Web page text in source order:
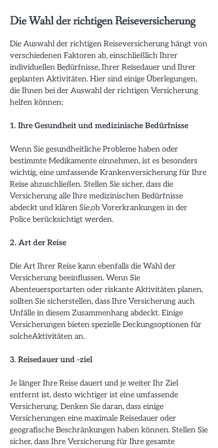
Die Wahl der richtigen Reiseversicherung
Die Auswahl der richtigen Reiseversicherung hängt von
verschiedenen Faktoren ab, einschließlich Ihrer
individuellen Bedürfnisse, Ihrer Reisedauer und Ihrer
geplanten Aktivitäten. Hier sind einige Überlegungen,
die Ihnen bei der Auswahl der richtigen Versicherung
helfen können:
1. Ihre Gesundheit und medizinische Bedürfnisse
Wenn Sie gesundheitliche Probleme haben oder
bestimmte Medikamente einnehmen, ist es besonders
wichtig, eine umfassende Krankenversicherung für Ihre
Reise abzuschließen. Stellen Sie sicher, dass die
Versicherung alle Ihre medizinischen Bedürfnisse
abdeckt und klären Sie,ob Vorerkrankungen in der
Police berücksichtigt werden.
2. Art der Reise
Die Art Ihrer Reise kann ebenfalls die Wahl der
Versicherung beeinflussen. Wenn Sie
Abenteuersportarten oder riskante Aktivitäten planen,
sollten Sie sicherstellen, dass Ihre Versicherung auch
Unfälle in diesem Zusammenhang abdeckt. Einige
Versicherungen bieten spezielle Deckungsoptionen für
solcheAktivitäten an.
3. Reisedauer und -ziel
Je länger Ihre Reise dauert und je weiter Ihr Ziel
entfernt ist, desto wichtiger ist eine umfassende
Versicherung. Denken Sie daran, dass einige
Versicherungen eine maximale Reisedauer oder
geografische Beschränkungen haben können. Stellen Sie
sicher, dass Ihre Versicherung für Ihre gesamte